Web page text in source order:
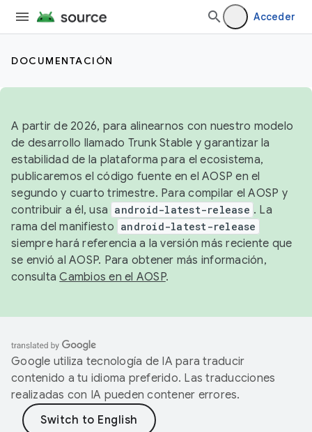
Acceder
DOCUMENTACIÓN
A partir de 2026, para alinearnos con nuestro modelo
de desarrollo llamado Trunk Stable y garantizar la
estabilidad de la plataforma para el ecosistema,
publicaremos el código fuente en el AOSP en el
segundo y cuarto trimestre. Para compilar el AOSP y
contribuir a él, usa android-latest-release . La
rama del manifiesto android-latest-release
siempre hará referencia a la versión más reciente que
se envió al AOSP. Para obtener más información,
consultaCambios en el AOSP.
Google utiliza tecnología de IA para traducir
contenido a tu idioma preferido. Las traducciones
realizadas con IA pueden contener errores.